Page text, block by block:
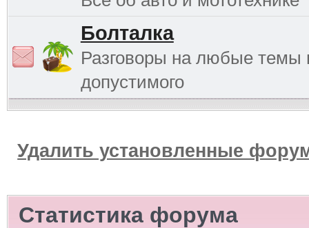
Болталка
Разговоры на любые темы
допустимого
Удалить установленные
Статистика форума